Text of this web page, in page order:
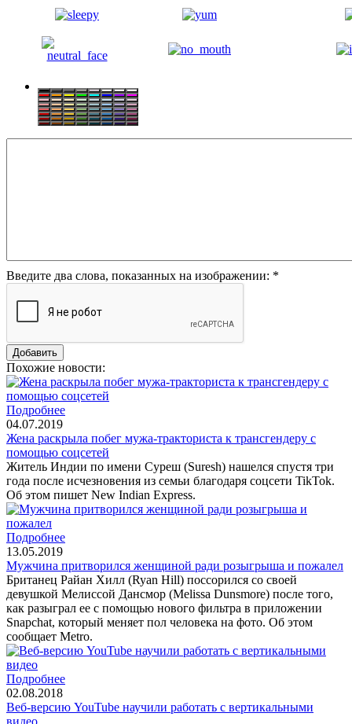
Введите два слова, показанных на изображении: *
Похожие новости:
Подробнее
04.07.2019
Жена раскрыла побег мужа-тракториста к трансгендеру с
помощью соцсетей
Житель Индии по имени Суреш (Suresh) нашелся спустя три
года после исчезновения из семьи благодаря соцсети TikTok.
Об этом пишет New Indian Express.
Подробнее
13.05.2019
Мужчина притворился женщиной ради розыгрыша и пожалел
Британец Райан Хилл (Ryan Hill) поссорился со своей
девушкой Мелиссой Дансмор (Melissa Dunsmore) после того,
как разыграл ее с помощью нового фильтра в приложении
Snapchat, который меняет пол человека на фото. Об этом
сообщает Metro.
Подробнее
02.08.2018
Веб-версию YouTube научили работать с вертикальными
видео